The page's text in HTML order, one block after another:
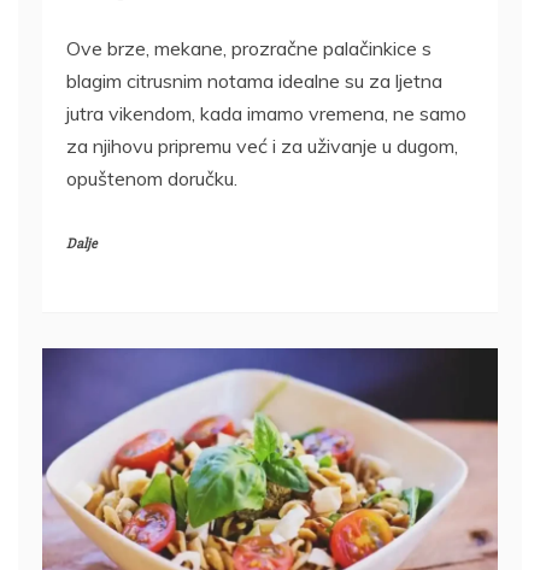
Ove brze, mekane, prozračne palačinkice s
blagim citrusnim notama idealne su za ljetna
jutra vikendom, kada imamo vremena, ne samo
za njihovu pripremu već i za uživanje u dugom,
opuštenom doručku.
Dalje